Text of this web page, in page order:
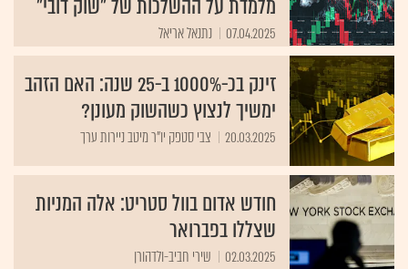
מלמדת על ההשלכות של "שוק דובי"
07.04.2025 נתנאל אריאל
זינק בכ-1000% ב-25 שנה: האם הזהב
ימשיך לנצוץ כשהשוק מעונן?
20.03.2025 צבי סטפק יו"ר מיטב ניירות ערך
חודש אדום בוול סטריט: אלה המניות
שצללו בפברואר
02.03.2025 שירי חביב-ולדהורן